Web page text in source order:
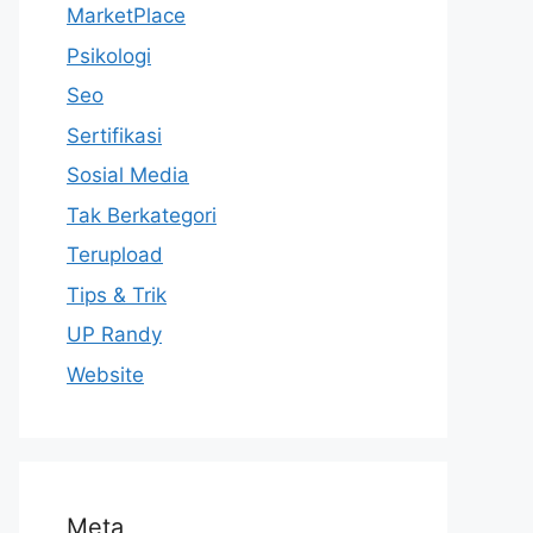
MarketPlace
Psikologi
Seo
Sertifikasi
Sosial Media
Tak Berkategori
Terupload
Tips & Trik
UP Randy
Website
Meta